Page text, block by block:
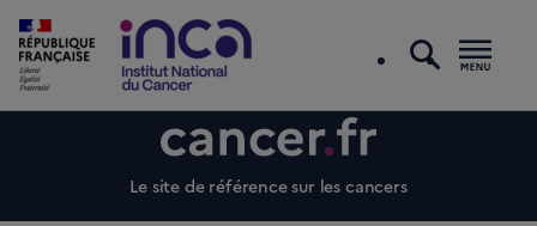
Le site de référence sur les cancers